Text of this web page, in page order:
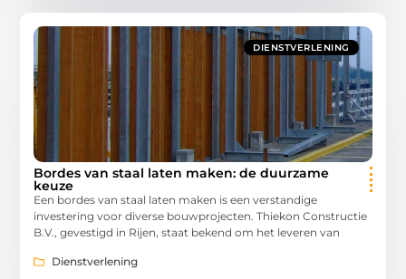
DIENSTVERLENING
Bordes van staal laten maken: de duurzame
keuze
Een bordes van staal laten maken is een verstandige
investering voor diverse bouwprojecten. Thiekon Constructie
B.V., gevestigd in Rijen, staat bekend om het leveren van
Dienstverlening